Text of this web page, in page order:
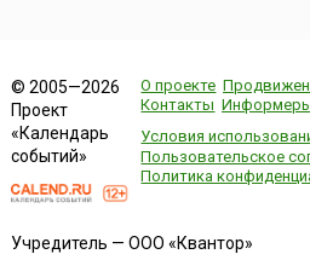
© 2005—2026
Проект
«Календарь
событий»
О проекте
Контакты
Условия
Пользовательское
Политика
Учредитель — ООО «Квантор»